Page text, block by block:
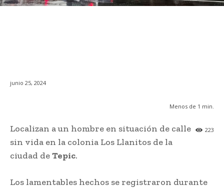
junio 25, 2024
Menos de 1 min.
223
Localizan a un hombre en situación de calle
sin vida en la colonia Los Llanitos de la
ciudad deTepic.
Los lamentables hechos se registraron durante